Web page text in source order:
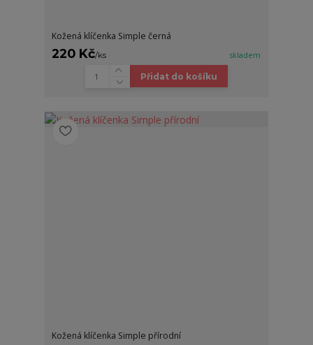
Kožená klíčenka Simple černá
220 Kč/ks skladem
Přidat do košíku
Kožená klíčenka Simple přírodní